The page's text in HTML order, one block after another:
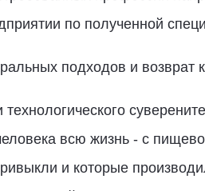
по полученной
подходов и возврат
всю жизнь - с
и которые